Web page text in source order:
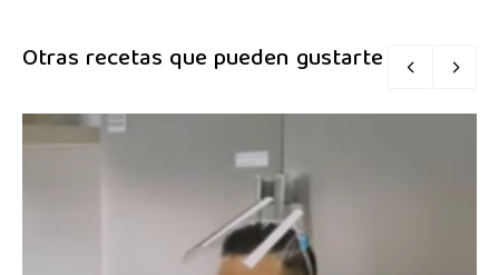
Otras recetas que pueden gustarte